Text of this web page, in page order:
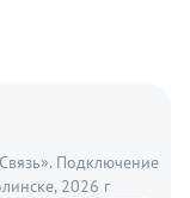
Подключение
2026 г